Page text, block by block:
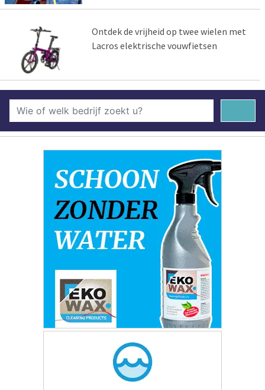
Ontdek de vrijheid op twee wielen met
Lacros elektrische vouwfietsen